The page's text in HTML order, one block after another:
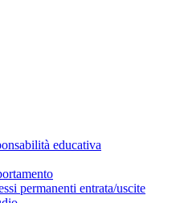
educativa
permanenti entrata/uscite